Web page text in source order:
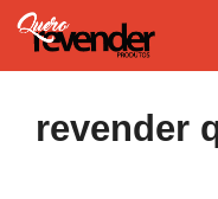
Pular
para
o
revender